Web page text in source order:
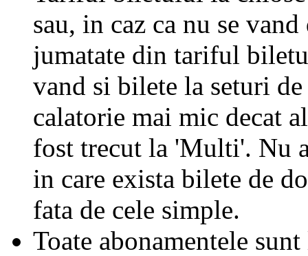
sau, in caz ca nu se
jumatate din tariful
vand si bilete la seturi
calatorie mai mic decat
fost trecut la 'Multi'. Nu
in care exista bilete de
fata de cele simple.
Toate abonamentele